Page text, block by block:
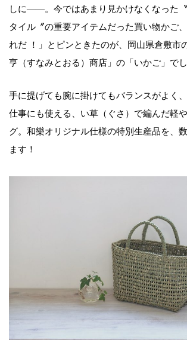
しに――。今ではあまり見かけなくなった
タイル〞の重要アイテムだった買い物かご
れだ ！」とピンときたのが、岡山県倉敷市
亨（すなみとおる）商店」の「いかご」でし
手に提げても腕に掛けてもバランスがよく
仕事にも使える、い草（ぐさ）で編んだ軽
グ。和樂オリジナル仕様の特別生産品を、
ます！